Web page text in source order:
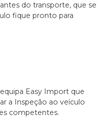
do transporte, que se
fique pronto para
Easy Import que
a Inspeção ao veículo
competentes.